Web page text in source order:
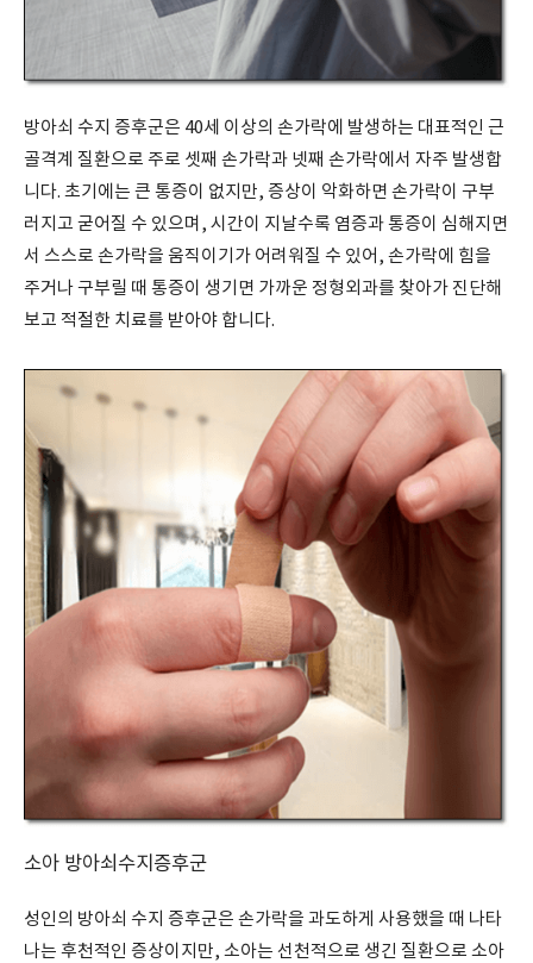
방아쇠 수지 증후군은 40세 이상의 손가락에 발생하는 대표적인 근
골격계 질환으로 주로 셋째 손가락과 넷째 손가락에서 자주 발생합
니다. 초기에는 큰 통증이 없지만, 증상이 악화하면 손가락이 구부
러지고 굳어질 수 있으며, 시간이 지날수록 염증과 통증이 심해지면
서 스스로 손가락을 움직이기가 어려워질 수 있어, 손가락에 힘을
주거나 구부릴 때 통증이 생기면 가까운 정형외과를 찾아가 진단해
보고 적절한 치료를 받아야 합니다.
소아 방아쇠수지증후군
성인의 방아쇠 수지 증후군은 손가락을 과도하게 사용했을 때 나타
나는 후천적인 증상이지만, 소아는 선천적으로 생긴 질환으로 소아